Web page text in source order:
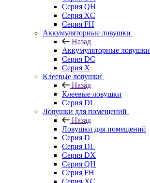
Серия QH
Серия XC
Серия FH
Аккумуляторные ловушки
Назад
Аккумуляторные ловушки
Серия DC
Серия X
Клеевые ловушки
Назад
Клеевые ловушки
Серия DL
Ловушки для помещений
Назад
Ловушки для помещений
Серия D
Серия DL
Серия DX
Серия QH
Серия FH
Серия XC